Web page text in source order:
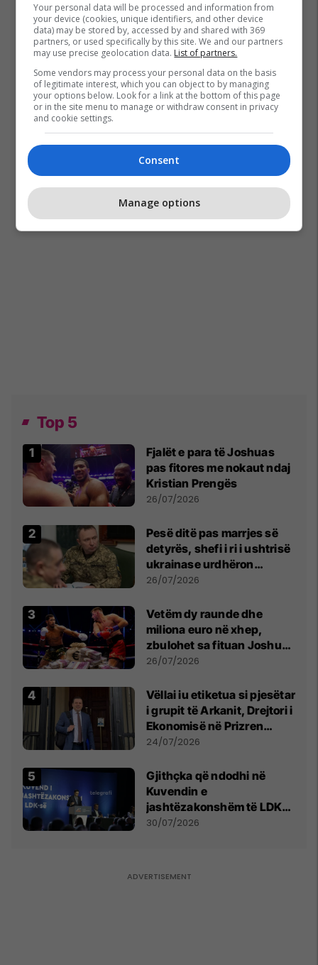
Top 5
Fjalët e para të Joshuas
pas fitores me nokaut ndaj
Kristian Prengës
26/07/2026
Pesë ditë pas marrjes së
detyrës, shefi i ri i ushtrisë
ukrainase urdhëron
kontroll të madh
26/07/2026
Vetëm dy raunde dhe
miliona euro në xhep,
zbulohet sa fituan Joshua
e Prenga
26/07/2026
Vëllai iu etiketua si pjesëtar
i grupit të Arkanit, Drejtori i
Ekonomisë në Prizren
mohon pretendimet
24/07/2026
Gjithçka që ndodhi në
Kuvendin e
jashtëzakonshëm të LDK-
së
30/07/2026
Your personal data will be processed and information from
your device (cookies, unique identifiers, and other device
data) may be stored by, accessed by and shared with 369
partners, or used specifically by this site. We and our partners
may use precise geolocation data. List of partners.
Some vendors may process your personal data on the basis
of legitimate interest, which you can object to by managing
your options below. Look for a link at the bottom of this page
or in the site menu to manage or withdraw consent in privacy
and cookie settings.
Consent
Manage options